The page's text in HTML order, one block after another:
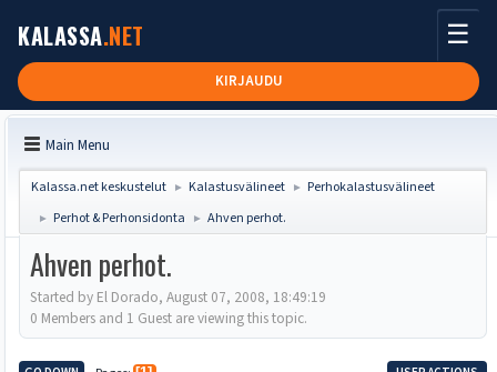
KALASSA.NET
KIRJAUDU
☰
Main Menu
Kalassa.net keskustelut ► Kalastusvälineet ► Perhokalastusvälineet
► Perhot & Perhonsidonta ► Ahven perhot.
Ahven perhot.
Started by El Dorado, August 07, 2008, 18:49:19
0 Members and 1 Guest are viewing this topic.